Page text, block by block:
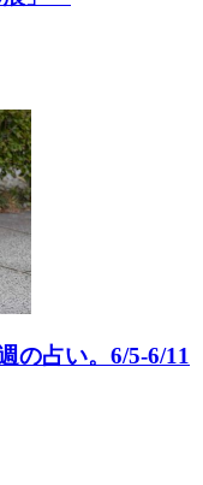
の占い。6/5-6/11